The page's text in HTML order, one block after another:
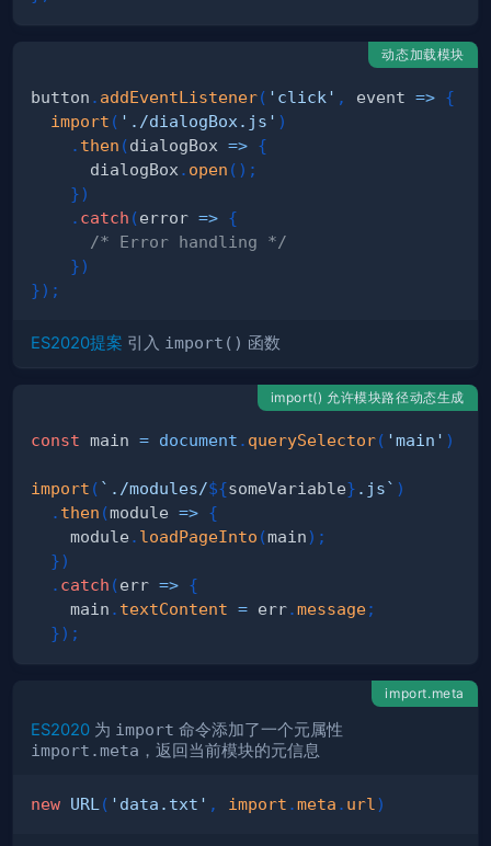
动态加载模块
button . addEventListener( 'click' , event => {
import ( './dialogBox.js' )
. then (dialogBox => {
      dialogBox
. open ( ) ;
})
. catch (error => {
/* Error handling */
})
}) ;
ES2020提案 引入 import() 函数
import() 允许模块路径动态生成
const main = document . querySelector( 'main' )
import ( ` ./modules/${someVariable} .js` )
. then (module => {
    module
. loadPageInto (main) ;
})
. catch (err => {
    main
. textContent = err.message;
}) ;
import.meta
ES2020 为 import 命令添加了一个元属性
import.meta ，返回当前模块的元信息
new URL ( 'data.txt' , import .meta . url )